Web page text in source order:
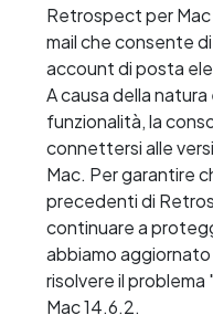
Retrospect per
mail che consente
account di posta
A causa della
funzionalità, la
connettersi alle
Mac. Per garantire
precedenti di
continuare a
abbiamo
risolvere il
Mac 14.6.2.